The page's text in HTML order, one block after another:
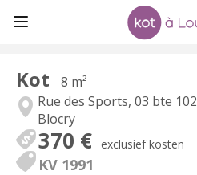
Kot
8 m²
Rue des Sports, 03 bte 102
Blocry
370 € exclusief kosten
KV 1991